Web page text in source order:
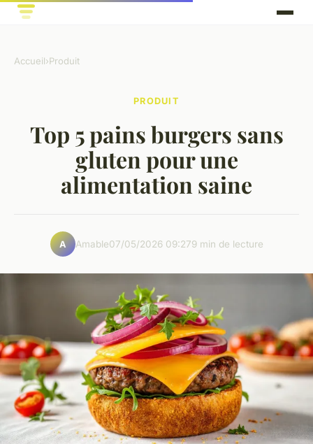
Accueil›Produit
PRODUIT
Top 5 pains burgers sans
gluten pour une
alimentation saine
A Amable07/05/2026 09:279 min de lecture